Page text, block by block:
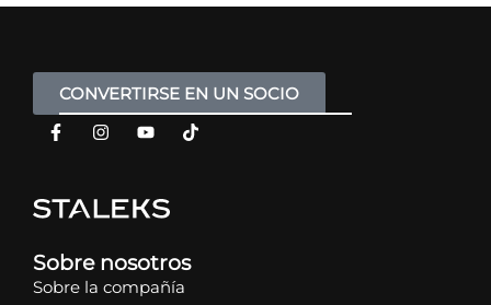
CONVERTIRSE EN UN SOCIO
Sobre nosotros
Sobre la compañía